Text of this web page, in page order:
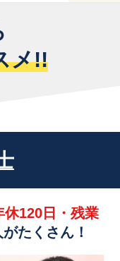
メ!!
120日・残業
たくさん！